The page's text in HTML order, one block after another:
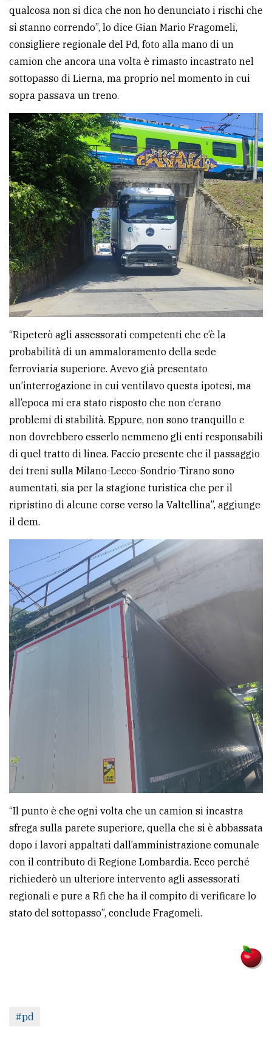
LE
ALTRE
TESTATE
PRIVACY
Privacy
policy
Cookie
policy
qualcosa non si dica che non ho denunciato i rischi che
si stanno correndo”, lo dice Gian Mario Fragomeli,
consigliere regionale del Pd, foto alla mano di un
camion che ancora una volta è rimasto incastrato nel
sottopasso di Lierna, ma proprio nel momento in cui
sopra passava un treno.
“Ripeterò agli assessorati competenti che c’è la
probabilità di un ammaloramento della sede
ferroviaria superiore. Avevo già presentato
un’interrogazione in cui ventilavo questa ipotesi, ma
all’epoca mi era stato risposto che non c’erano
problemi di stabilità. Eppure, non sono tranquillo e
non dovrebbero esserlo nemmeno gli enti responsabili
di quel tratto di linea. Faccio presente che il passaggio
dei treni sulla Milano-Lecco-Sondrio-Tirano sono
aumentati, sia per la stagione turistica che per il
ripristino di alcune corse verso la Valtellina”, aggiunge
il dem.
“Il punto è che ogni volta che un camion si incastra
sfrega sulla parete superiore, quella che si è abbassata
dopo i lavori appaltati dall’amministrazione comunale
con il contributo di Regione Lombardia. Ecco perché
richiederò un ulteriore intervento agli assessorati
regionali e pure a Rfi che ha il compito di verificare lo
stato del sottopasso”, conclude Fragomeli.
#pd